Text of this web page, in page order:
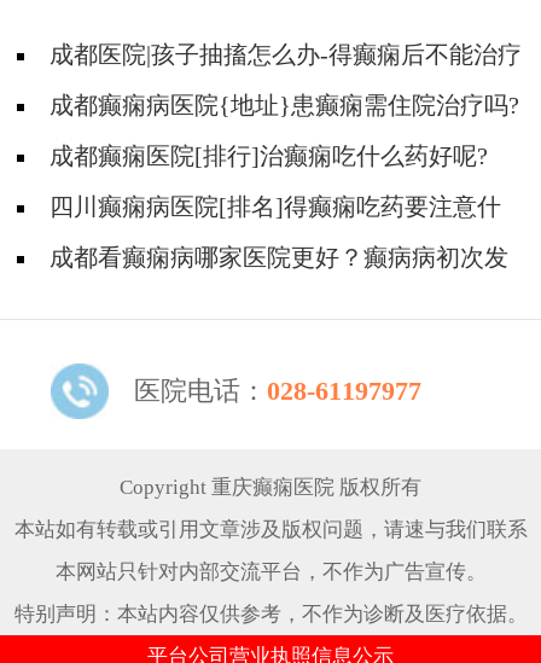
成都医院|孩子抽搐怎么办-得癫痫后不能治疗
吗?成都癫痫病医院{地址}患癫痫需住院治疗吗?
成都癫痫医院[排行]治癫痫吃什么药好呢?
四川癫痫病医院[排名]得癫痫吃药要注意什
么?成都看癫痫病哪家医院更好？癫病病初次发
医院电话： 028-61197977
Copyright 重庆癫痫医院 版权所有
本站如有转载或引用文章涉及版权问题，请速与我们联系
本网站只针对内部交流平台，不作为广告宣传。
特别声明：本站内容仅供参考，不作为诊断及医疗依据。
平台公司营业执照信息公示